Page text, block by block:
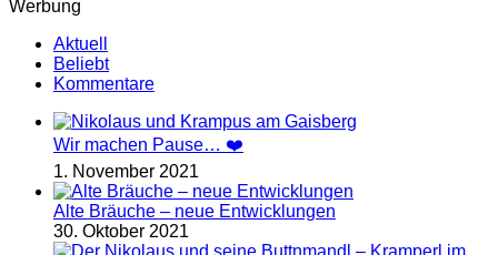
Werbung
Aktuell
Beliebt
Kommentare
Wir machen Pause… ❤️
1. November 2021
Alte Bräuche – neue Entwicklungen
30. Oktober 2021